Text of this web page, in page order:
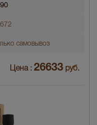
самовывоз
Цена : 26633 руб.